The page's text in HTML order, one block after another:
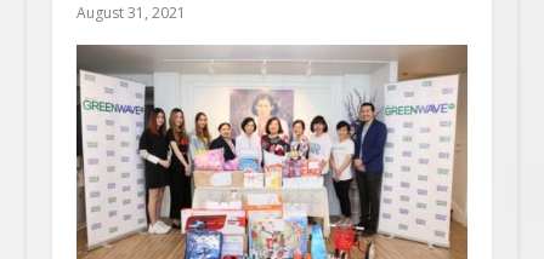
August 31, 2021